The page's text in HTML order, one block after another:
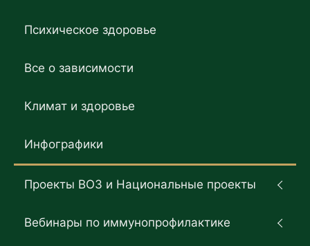
Психическое здоровье
Все о зависимости
Климат и здоровье
Инфографики
Проекты ВОЗ и Национальные проекты
Вебинары по иммунопрофилактике